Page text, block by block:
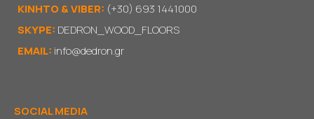
KΙΝΗΤΟ & VIBER: (+30) 693 1441000
SKYPE: DEDRON_WOOD_FLOORS
EMAIL: info@dedron.gr
SOCIAL MEDIA